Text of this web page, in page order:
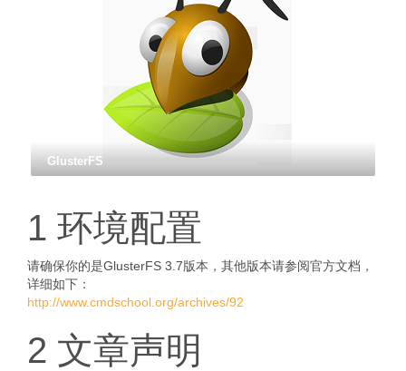
GlusterFS
1 环境配置
请确保你的是GlusterFS 3.7版本，其他版本请参阅官方文档，
详细如下：
http://www.cmdschool.org/archives/92
2 文章声明